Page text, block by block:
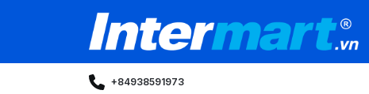
+84938591973